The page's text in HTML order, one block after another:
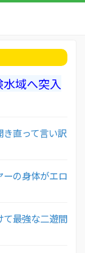
水域へ突入
き直って言い訳
ーの身体がエロ
て最強な二遊間